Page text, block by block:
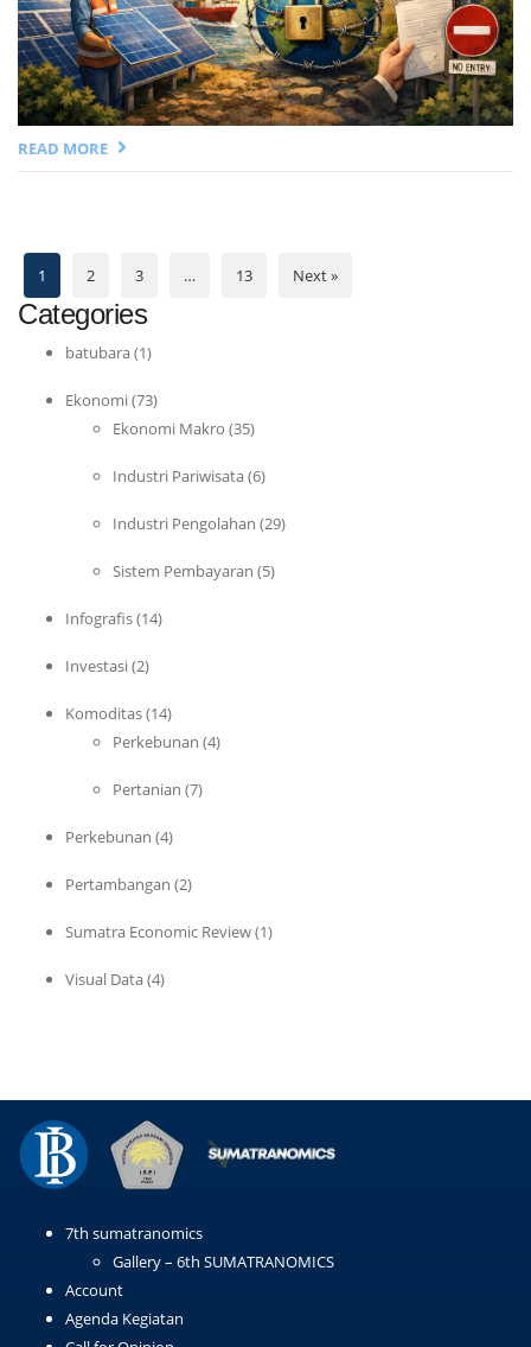
READ MORE
1 2 3 … 13 Next »
Categories
batubara(1)
Ekonomi(73)
Ekonomi Makro (35)
Industri Pariwisata(6)
Industri Pengolahan (29)
Sistem Pembayaran (5)
Infografis(14)
Investasi(2)
Komoditas(14)
Perkebunan (4)
Pertanian (7)
Perkebunan (4)
Pertambangan (2)
Sumatra Economic Review(1)
Visual Data(4)
7th sumatranomics
Gallery – 6th SUMATRANOMICS
Account
Agenda Kegiatan